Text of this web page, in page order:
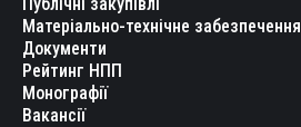
Матеріально-технічне забезпечення
Документи
Рейтинг НПП
Монографії
Вакансії